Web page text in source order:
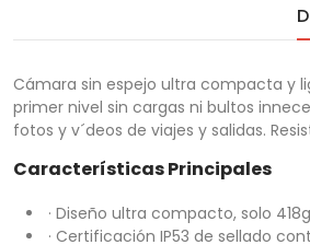
Cámara sin espejo ultra compacta y
primer nivel sin cargas ni bultos
fotos y v´deos de viajes y salidas.
Características Principales
· Diseño ultra compacto, solo
· Certificación IP53 de sellado